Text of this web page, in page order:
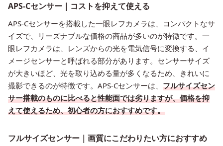
APS-Cセンサー｜コストを抑えて使える
APS-Cセンサーを搭載した一眼レフカメラは、コンパクトなサ
イズで、リーズナブルな価格の商品が多いのが特徴です。一
眼レフカメラは、レンズからの光を電気信号に変換する、イ
メージセンサーと呼ばれる部分があります。センサーサイズ
が大きいほど、光を取り込める量が多くなるため、きれいに
撮影できるのが特徴です。APS-Cセンサーは、 フルサイズセン
サー搭載のものに比べると性能面では劣りますが、価格を抑
えて使えるため、初心者の方におすすめです。
フルサイズセンサー｜画質にこだわりたい方におすすめ